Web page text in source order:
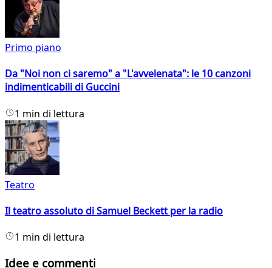
Primo piano
Da "Noi non ci saremo" a "L'avvelenata": le 10 canzoni
indimenticabili di Guccini
1 min di lettura
Teatro
Il teatro assoluto di Samuel Beckett per la radio
1 min di lettura
Idee e commenti